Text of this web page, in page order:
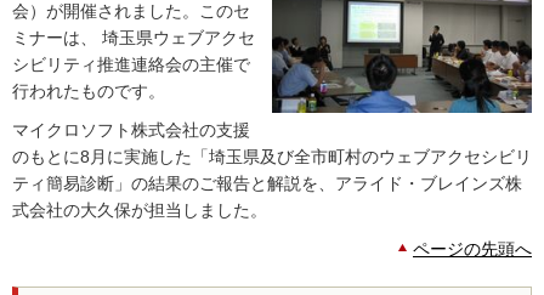
会）が開催されました。このセ
ミナーは、 埼玉県ウェブアクセ
シビリティ推進連絡会の主催で
行われたものです。
マイクロソフト株式会社の支援
のもとに8月に実施した「埼玉県及び全市町村のウェブアクセシビリ
ティ簡易診断」の結果のご報告と解説を、アライド・ブレインズ株
式会社の大久保が担当しました。
ページの先頭へ